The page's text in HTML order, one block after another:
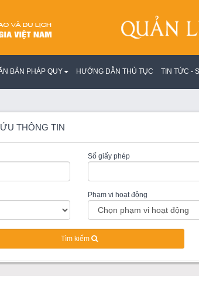
BẢN PHÁP QUY HƯỚNG DẪN THỦ TỤC TIN TỨC -
THÔNG TIN
Số giấy phép
Phạm vi hoạt động
Tìm kiếm